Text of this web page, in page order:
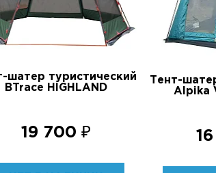
шатер туристический
BTrace HIGHLAND
19 700 ₽
Тент-
Alpika